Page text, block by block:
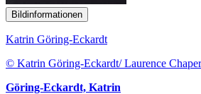
Bildinformationen
Katrin Göring-Eckardt
© Katrin Göring-Eckardt/ Laurence
Göring-Eckardt, Katrin